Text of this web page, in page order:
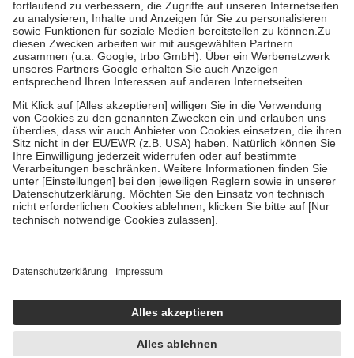
Diese Regeln gelten grundsätzlich auch für Online-Apotheken.
Bei Heilmitteln und häuslicher Krankenpflege beträgt die
Zuzahlung zehn Prozent der Kosten sowie zehn Euro je
Verordnung.
Um das Engagement der Versicherten für ihre eigene Gesundheit zu
stärken und die besondere Stellung der Familie zu unterstützen,
fallenkeine Zuzahlungenan bei:
• Kindern und Jugendlichen bis zum vollendeten 18. Lebensjahr
mit Ausnahme der Fahrkosten
• Untersuchungen zur Vorsorge und Früherkennung, die von der
GKV getragen werden
• empfohlenen Schutzimpfungen
• Harn- und Blutteststreifen
getroffen, um sicherzustellen, dass es sich um echte Bewertungen
https://help.etrusted.com/hc/de/articles/4419944605341
Einige Bilder und Inhalte wurden unter Zuhilfenahme künstlicher